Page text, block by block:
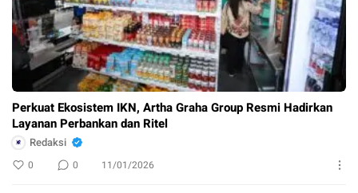
Perkuat Ekosistem IKN, Artha Graha Group Resmi Hadirkan
Layanan Perbankan dan Ritel
Redaksi
0 0 11/01/2026